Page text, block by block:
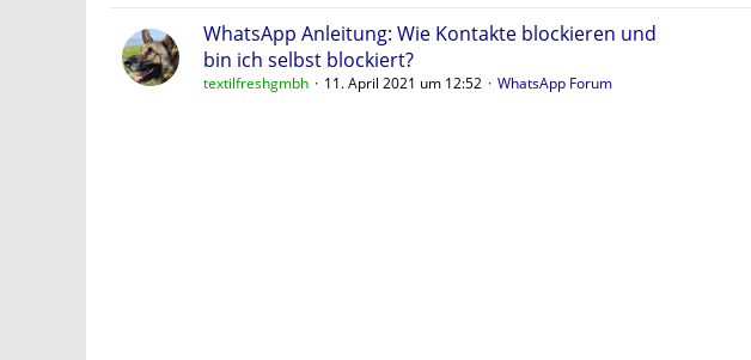
WhatsApp Anleitung: Wie Kontakte blockieren und
bin ich selbst blockiert?
textilfreshgmbh 11. April 2021 um 12:52 WhatsApp Forum